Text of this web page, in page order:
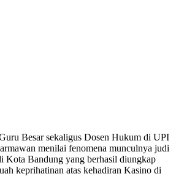
Besar sekaligus Dosen Hukum di UPI
menilai fenomena munculnya judi
Kota Bandung yang berhasil diungkap
keprihatinan atas kehadiran Kasino di